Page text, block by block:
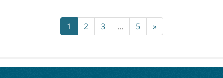
1 2 3 ... 5 »